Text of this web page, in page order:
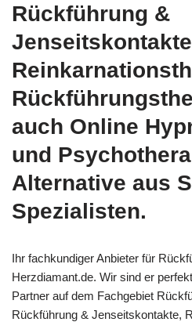
Rückführung &
auch Online
und
Alternative aus
Spezialisten.
Ihr fachkundiger Anbieter für
Herzdiamant.de. Wir sind er
Partner auf dem Fachgebiet
Rückführung & Jenseitskontakte,